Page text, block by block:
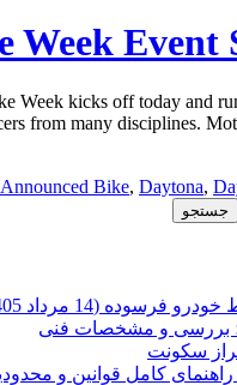
Event
Week kicks off today and
from many disciplines.
Announced Bike, Daytona,
(14 مرداد 1405)
سکونت
کامل قوانین و